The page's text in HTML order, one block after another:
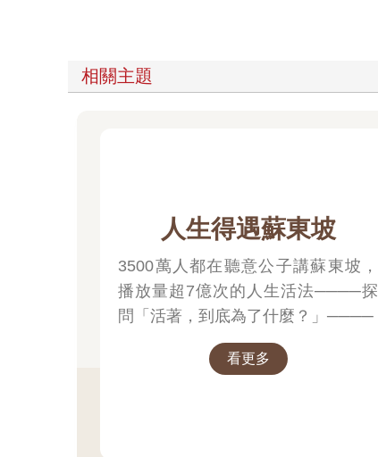
相關主題
人生得遇蘇東坡
3500萬人都在聽意公子講蘇東坡，
播放量超7億次的人生活法────探
問「活著，到底為了什麼？」────
看更多